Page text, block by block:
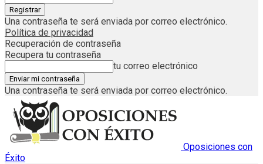
Una contraseña te será enviada por correo electrónico.
Política de privacidad
Recuperación de contraseña
Recupera tu contraseña
tu correo electrónico
Una contraseña te será enviada por correo electrónico.
Oposiciones con
Éxito